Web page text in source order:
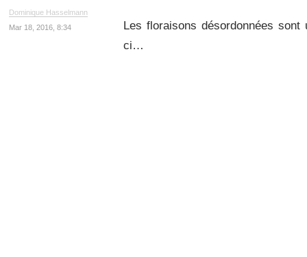
Dominique Hasselmann
Mar 18, 2016, 8:34
Les floraisons désordonnées
ci…